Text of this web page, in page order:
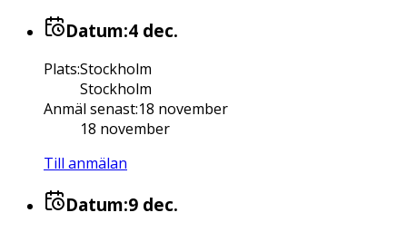
Datum:4 dec.
Plats:Stockholm
Stockholm
Anmäl senast:18 november
18 november
Till anmälan
Datum:9 dec.